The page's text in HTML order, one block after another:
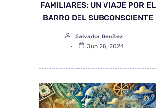
FAMILIARES: UN VIAJE POR EL
BARRO DEL SUBCONSCIENTE
Salvador Benítez
Jun 28, 2024